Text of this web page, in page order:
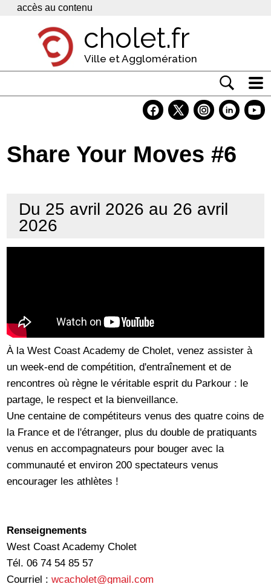
Panneau de gestion des cookies
accès au contenu
cholet.fr
Ville et Agglomération
Economie
Contacts
Share Your Moves #6
Du 25 avril 2026 au 26 avril
2026
À la West Coast Academy de Cholet, venez assister à
un week-end de compétition, d'entraînement et de
rencontres où règne le véritable esprit du Parkour : le
partage, le respect et la bienveillance.
Une centaine de compétiteurs venus des quatre coins de
la France et de l'étranger, plus du double de pratiquants
venus en accompagnateurs pour bouger avec la
communauté et environ 200 spectateurs venus
encourager les athlètes !
Renseignements
West Coast Academy Cholet
Tél. 06 74 54 85 57
Courriel :wcacholet@gmail.com